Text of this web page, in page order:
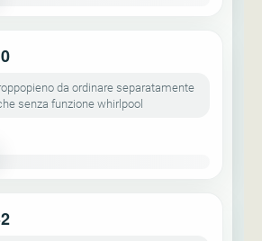
da ordinare separatamente
senza funzione whirlpool